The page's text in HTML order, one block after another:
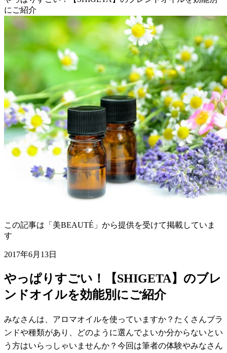
にご紹介
この記事は「美BEAUTÉ」から提供を受けて掲載していま
す
2017年6月13日
やっぱりすごい！【SHIGETA】のブレ
ンドオイルを効能別にご紹介
みなさんは、アロマオイルを使っていますか？たくさんブラ
ンドや種類があり、どのように選んでよいか分からないとい
う方はいらっしゃいませんか？今回は筆者の体験やみなさん